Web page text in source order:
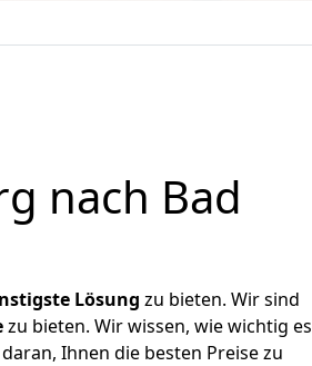
nach Bad
Lösung zu bieten. Wir sind
zu bieten. Wir wissen, wie wichtig es
Ihnen die besten Preise zu